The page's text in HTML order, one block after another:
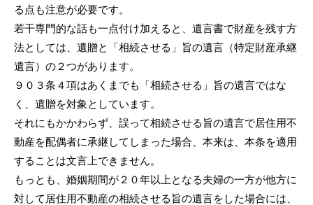
る点も注意が必要です。
若干専門的な話も一点付け加えると、遺言書で財産を残す方
法としては、遺贈と「相続させる」旨の遺言（特定財産承継
遺言）の２つがあります。
９０３条４項はあくまでも「相続させる」旨の遺言ではな
く、遺贈を対象としています。
それにもかかわらず、誤って相続させる旨の遺言で居住用不
動産を配偶者に承継してしまった場合、本来は、本条を適用
することは文言上できません。
もっとも、婚姻期間が２０年以上となる夫婦の一方が他方に
対して居住用不動産の相続させる旨の遺言をした場合には、